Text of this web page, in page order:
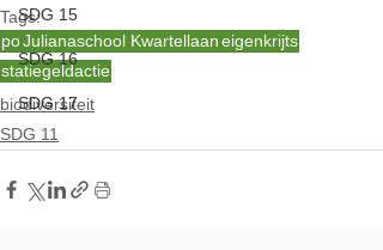
SDG 15
SDG 16
SDG 17
Tags:
poJulianaschool Kwartellaaneigenkrijts
statiegeldactie
biodiversiteit
SDG 11